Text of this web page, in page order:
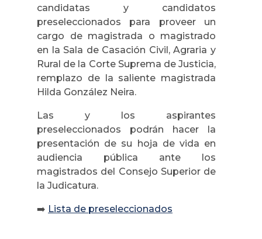
candidatas y candidatos
preseleccionados para proveer un
cargo de magistrada o magistrado
en la Sala de Casación Civil, Agraria y
Rural de la Corte Suprema de Justicia,
remplazo de la saliente magistrada
Hilda González Neira.
Las y los aspirantes
preseleccionados podrán hacer la
presentación de su hoja de vida en
audiencia pública ante los
magistrados del Consejo Superior de
la Judicatura.
➡️ Lista de preseleccionados